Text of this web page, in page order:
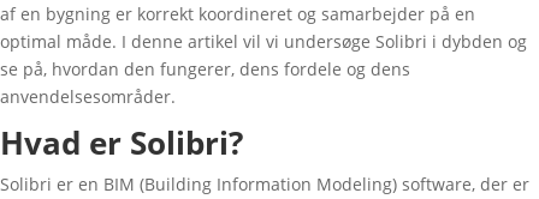
af en bygning er korrekt koordineret og samarbejder på en
optimal måde. I denne artikel vil vi undersøge Solibri i dybden og
se på, hvordan den fungerer, dens fordele og dens
anvendelsesområder.
Hvad er Solibri?
Solibri er en BIM (Building Information Modeling) software, der er